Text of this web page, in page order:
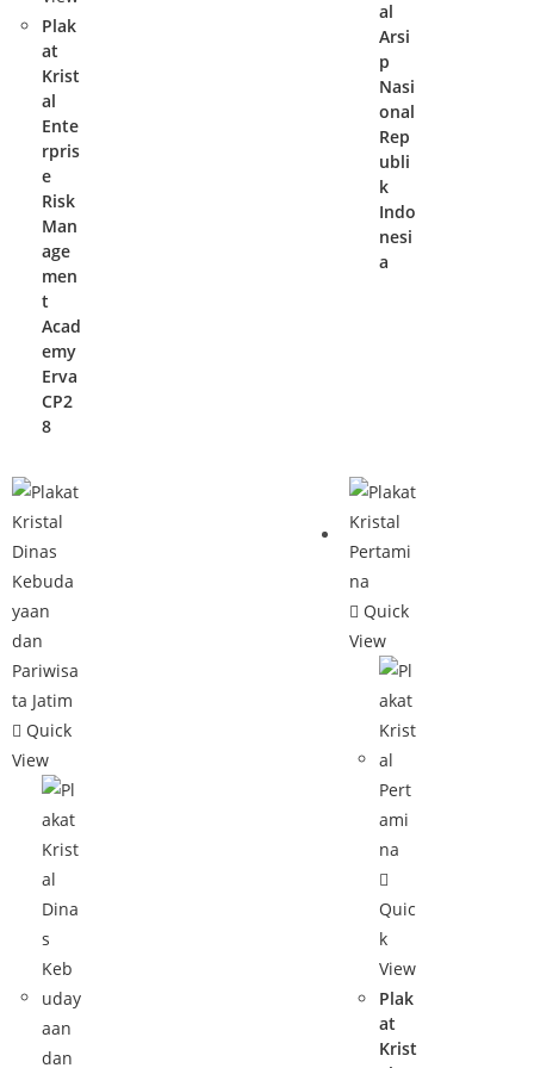
Plak
at
Krist
al
Ente
rpris
e
Risk
Man
age
men
t
Acad
emy
Erva
CP2
8
al
Arsi
p
Nasi
onal
Rep
ubli
k
Indo
nesi
a
Quick
View
Quick
View
Quic
k
View
Plak
at
Krist